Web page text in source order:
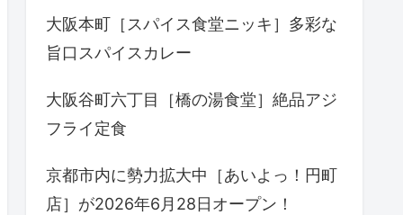
大阪本町［スパイス食堂ニッキ］多彩な
旨口スパイスカレー
大阪谷町六丁目［橋の湯食堂］絶品アジ
フライ定食
京都市内に勢力拡大中［あいよっ！円町
店］が2026年6月28日オープン！